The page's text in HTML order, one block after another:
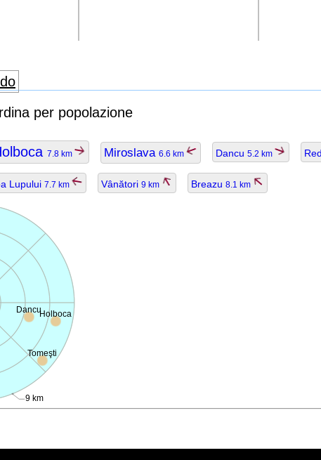
per popolazione
7.8 km Miroslava 6.6 km Dancu 5.2 km
Lupului 7.7 km Vânători 9 km Breazu 8.1 km
9 km
Tomeşti
Holboca
Dancu